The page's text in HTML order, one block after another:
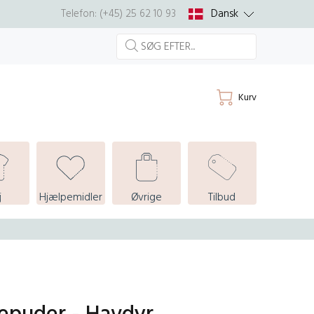
Telefon: (+45) 25 62 10 93
Dansk
Kurv
Hjælpemidler Øvrige Tilbud